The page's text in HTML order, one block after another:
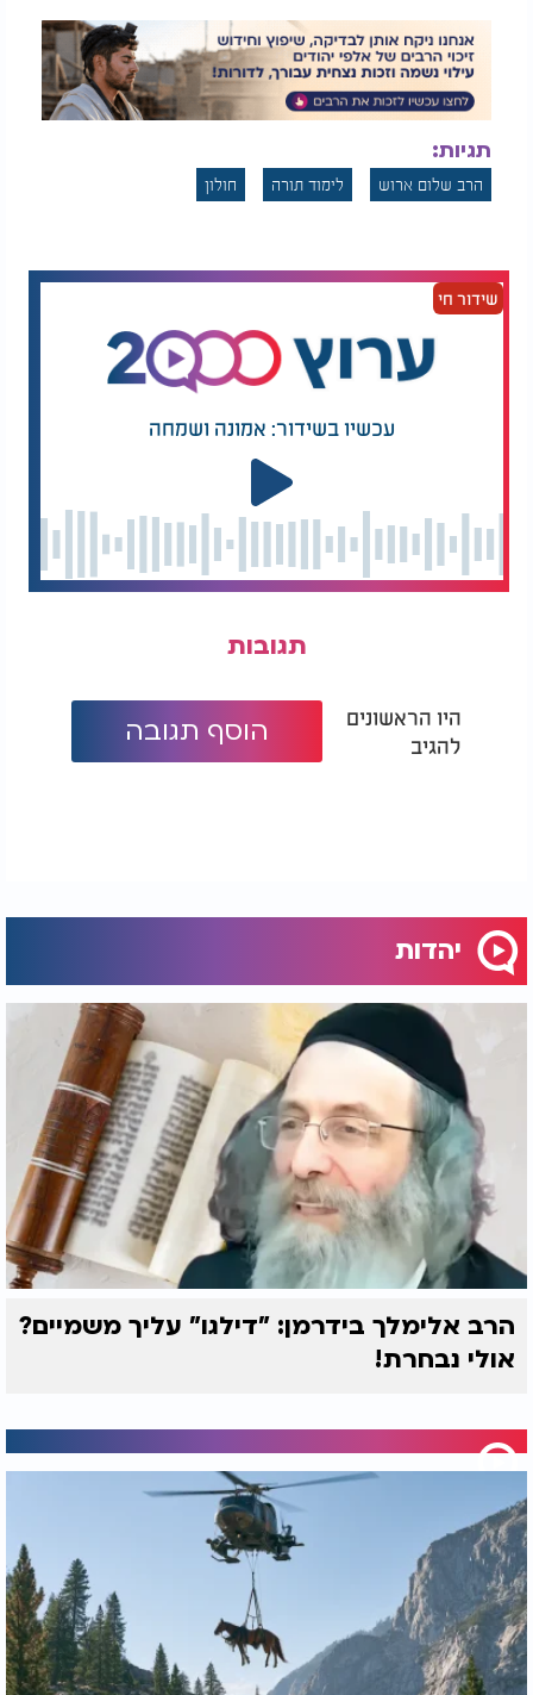
תגיות:
הרב שלום ארוש לימוד תורה חולון
שידור חי
עכשיו בשידור: אמונה ושמחה
תגובות
היו הראשונים
להגיב
הוסף תגובה
יהדות
הרב אלימלך בידרמן: "דילגו" עליך משמיים?
אולי נבחרת!